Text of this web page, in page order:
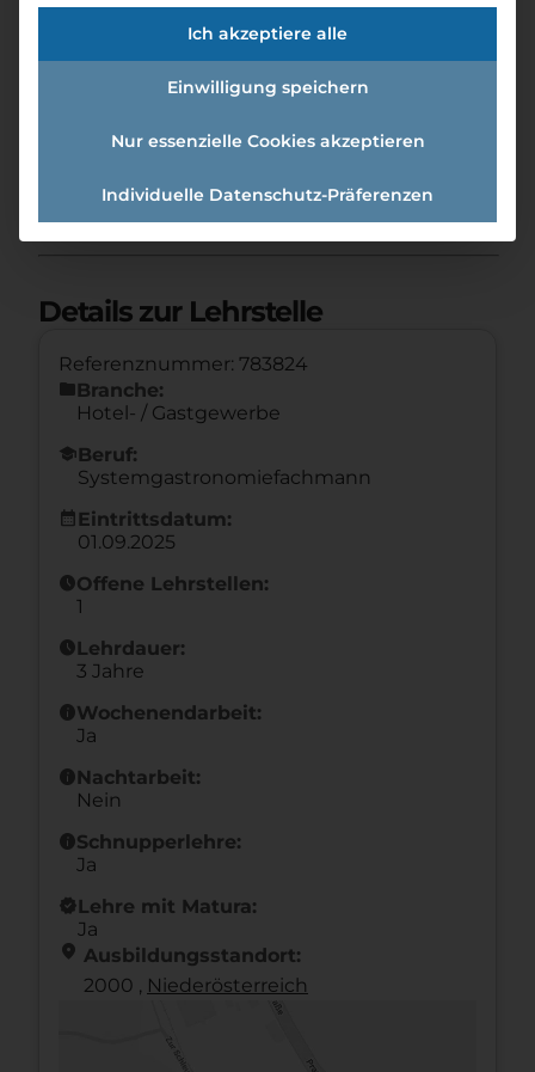
Systemgastronomiefachmann
:systemgastronomiefachfrau
Systemgastronomiefachmann:Systemgastrono
miefachfrau
Details zur Lehrstelle
Referenznummer: 783824
folderBranche:
Hotel- / Gastgewerbe
schoolBeruf:
Systemgastronomiefachmann
calendar_month Eintrittsdatum:
01.09.2025
scheduleOffene Lehrstellen:
1
scheduleLehrdauer:
3 Jahre
infoWochenendarbeit:
Ja
infoNachtarbeit:
Nein
infoSchnupperlehre:
Ja
new_releasesLehre mit Matura:
Ja
location_on Ausbildungsstandort:
2000 , Nieder­österreich
Ich akzeptiere alle
Einwilligung speichern
Nur essenzielle Cookies akzeptieren
Individuelle Datenschutz-Präferenzen